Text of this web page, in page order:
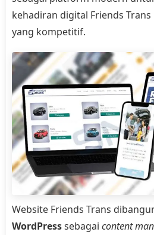
kehadiran digital Friends
yang kompetitif.
Website Friends Trans
WordPresssebagai content